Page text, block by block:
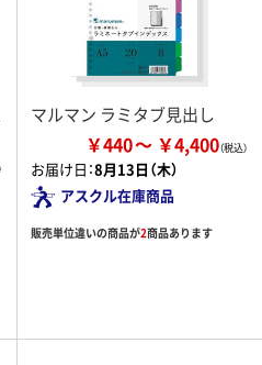
マルマン ラミタブ見出し
￥440 ￥4,400
お届け日：8月13日（木）
アスクル在庫商品
販売単位違いの商品が2商品あります